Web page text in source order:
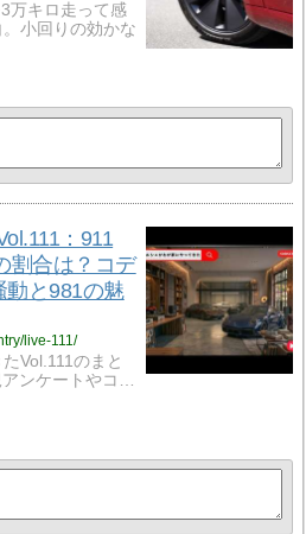
万キロ走って感
小回りの効かな
：911
割合は？コデ
動と981の魅
live-111/
Vol.111のまと
ンケートやコ…